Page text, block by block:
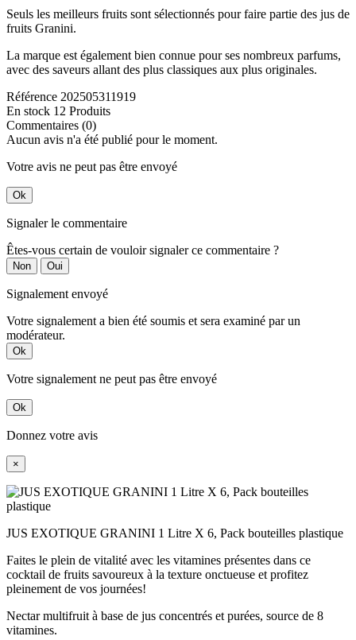
Seuls les meilleurs fruits sont sélectionnés pour faire partie des jus de
fruits Granini.
La marque est également bien connue pour ses nombreux parfums,
avec des saveurs allant des plus classiques aux plus originales.
Référence 202505311919
En stock 12 Produits
Commentaires (0)
Aucun avis n'a été publié pour le moment.
Votre avis ne peut pas être envoyé
Ok
Signaler le commentaire
Êtes-vous certain de vouloir signaler ce commentaire ?
Non Oui
Signalement envoyé
Votre signalement a bien été soumis et sera examiné par un
modérateur.
Ok
Votre signalement ne peut pas être envoyé
Ok
Donnez votre avis
×
JUS EXOTIQUE GRANINI 1 Litre X 6, Pack bouteilles plastique
Faites le plein de vitalité avec les vitamines présentes dans ce
cocktail de fruits savoureux à la texture onctueuse et profitez
pleinement de vos journées!
Nectar multifruit à base de jus concentrés et purées, source de 8
vitamines.